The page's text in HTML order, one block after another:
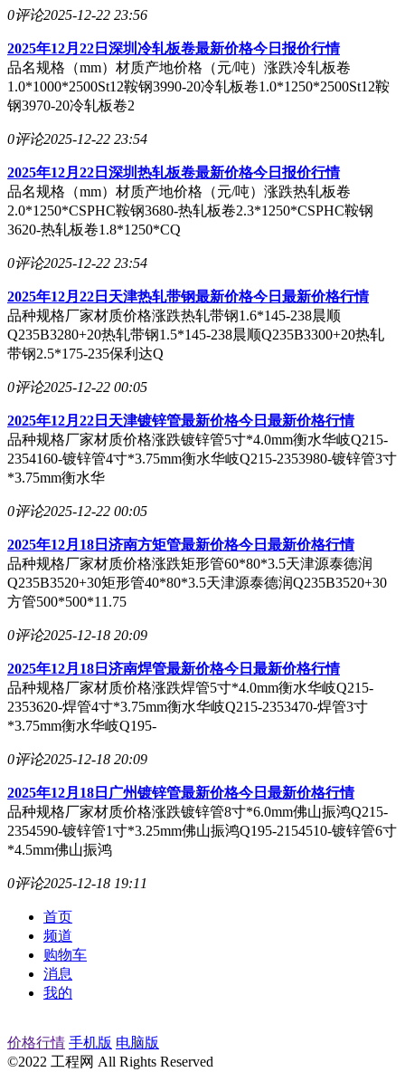
0评论2025-12-22 23:56
2025年12月22日深圳冷轧板卷最新价格今日报价行情
品名规格（mm）材质产地价格（元/吨）涨跌冷轧板卷
1.0*1000*2500St12鞍钢3990-20冷轧板卷1.0*1250*2500St12鞍
钢3970-20冷轧板卷2
0评论2025-12-22 23:54
2025年12月22日深圳热轧板卷最新价格今日报价行情
品名规格（mm）材质产地价格（元/吨）涨跌热轧板卷
2.0*1250*CSPHC鞍钢3680-热轧板卷2.3*1250*CSPHC鞍钢
3620-热轧板卷1.8*1250*CQ
0评论2025-12-22 23:54
2025年12月22日天津热轧带钢最新价格今日最新价格行情
品种规格厂家材质价格涨跌热轧带钢1.6*145-238晨顺
Q235B3280+20热轧带钢1.5*145-238晨顺Q235B3300+20热轧
带钢2.5*175-235保利达Q
0评论2025-12-22 00:05
2025年12月22日天津镀锌管最新价格今日最新价格行情
品种规格厂家材质价格涨跌镀锌管5寸*4.0mm衡水华岐Q215-
2354160-镀锌管4寸*3.75mm衡水华岐Q215-2353980-镀锌管3寸
*3.75mm衡水华
0评论2025-12-22 00:05
2025年12月18日济南方矩管最新价格今日最新价格行情
品种规格厂家材质价格涨跌矩形管60*80*3.5天津源泰德润
Q235B3520+30矩形管40*80*3.5天津源泰德润Q235B3520+30
方管500*500*11.75
0评论2025-12-18 20:09
2025年12月18日济南焊管最新价格今日最新价格行情
品种规格厂家材质价格涨跌焊管5寸*4.0mm衡水华岐Q215-
2353620-焊管4寸*3.75mm衡水华岐Q215-2353470-焊管3寸
*3.75mm衡水华岐Q195-
0评论2025-12-18 20:09
2025年12月18日广州镀锌管最新价格今日最新价格行情
品种规格厂家材质价格涨跌镀锌管8寸*6.0mm佛山振鸿Q215-
2354590-镀锌管1寸*3.25mm佛山振鸿Q195-2154510-镀锌管6寸
*4.5mm佛山振鸿
0评论2025-12-18 19:11
首页
频道
购物车
消息
我的
价格行情 手机版 电脑版
©2022 工程网 All Rights Reserved